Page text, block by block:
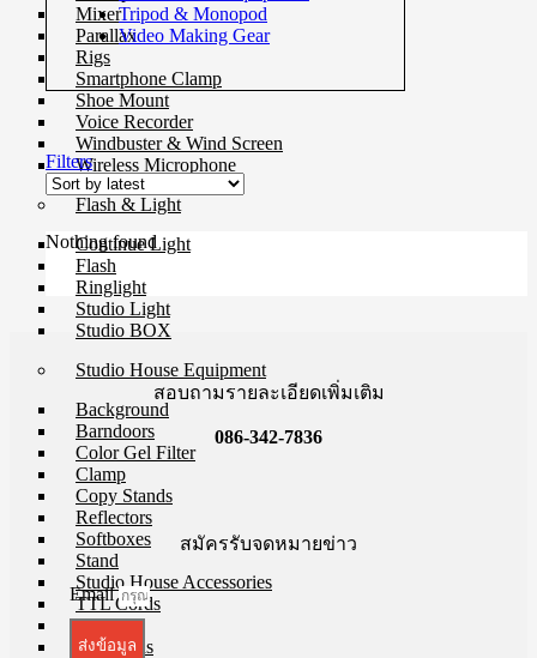
Mixer
Parallax
Rigs
Smartphone Clamp
Shoe Mount
Voice Recorder
Windbuster & Wind Screen
Wireless Microphone
Flash & Light
Continue Light
Flash
Ringlight
Studio Light
Studio BOX
Studio House Equipment
Background
Barndoors
Color Gel Filter
Clamp
Copy Stands
Reflectors
Softboxes
Stand
Studio House Accessories
TTL Cords
Trigger
Umbrellas
Tripod & Monopod
Video Making Gear
Filters
Nothing found
สอบถามรายละเอียดเพิ่มเติม
086-342-7836
สมัครรับจดหมายข่าว
Email
ส่งข้อมูล